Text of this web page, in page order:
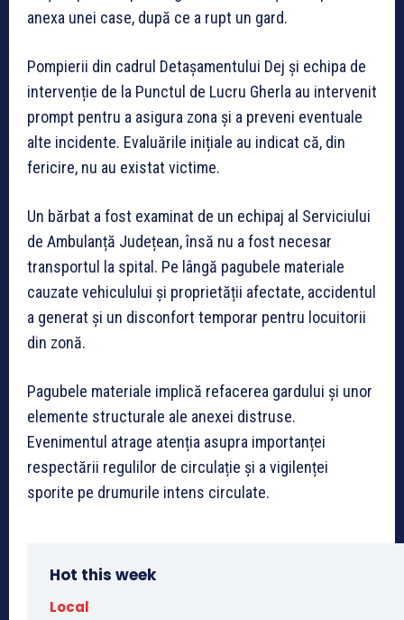
anexa unei case, după ce a rupt un gard.
Pompierii din cadrul Detașamentului Dej și echipa de
intervenție de la Punctul de Lucru Gherla au intervenit
prompt pentru a asigura zona și a preveni eventuale
alte incidente. Evaluările inițiale au indicat că, din
fericire, nu au existat victime.
Un bărbat a fost examinat de un echipaj al Serviciului
de Ambulanță Județean, însă nu a fost necesar
transportul la spital. Pe lângă pagubele materiale
cauzate vehiculului și proprietății afectate, accidentul
a generat și un disconfort temporar pentru locuitorii
din zonă.
Pagubele materiale implică refacerea gardului și unor
elemente structurale ale anexei distruse.
Evenimentul atrage atenția asupra importanței
respectării regulilor de circulație și a vigilenței
sporite pe drumurile intens circulate.
Hot this week
Local